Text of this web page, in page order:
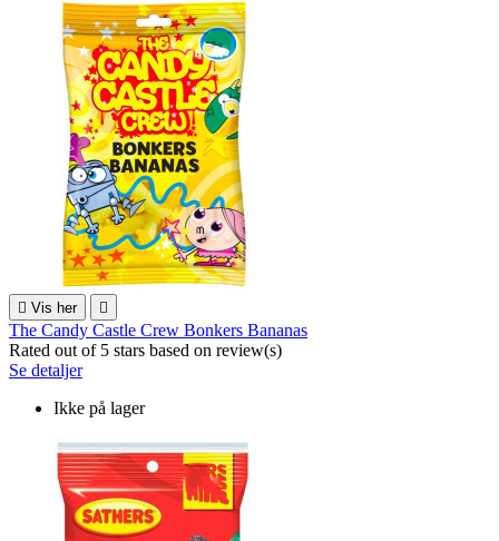
 Vis her 
The Candy Castle Crew Bonkers Bananas
Rated out of 5 stars based on review(s)
Se detaljer
Ikke på lager